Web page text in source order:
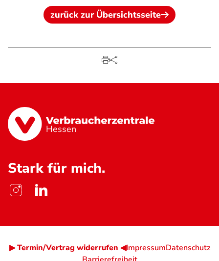
zurück zur Übersichtsseite
Hessen
Stark für mich.
▶ Termin/Vertrag widerrufen ◀ImpressumDatenschutz